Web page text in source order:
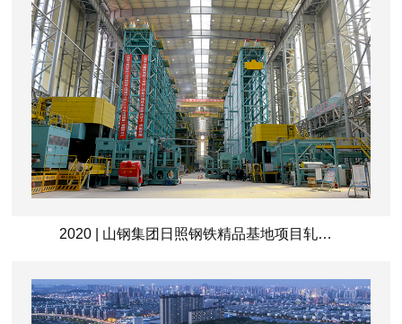
2020 | 山钢集团日照钢铁精品基地项目轧钢工程（2050mm热轧、2030mm冷轧）